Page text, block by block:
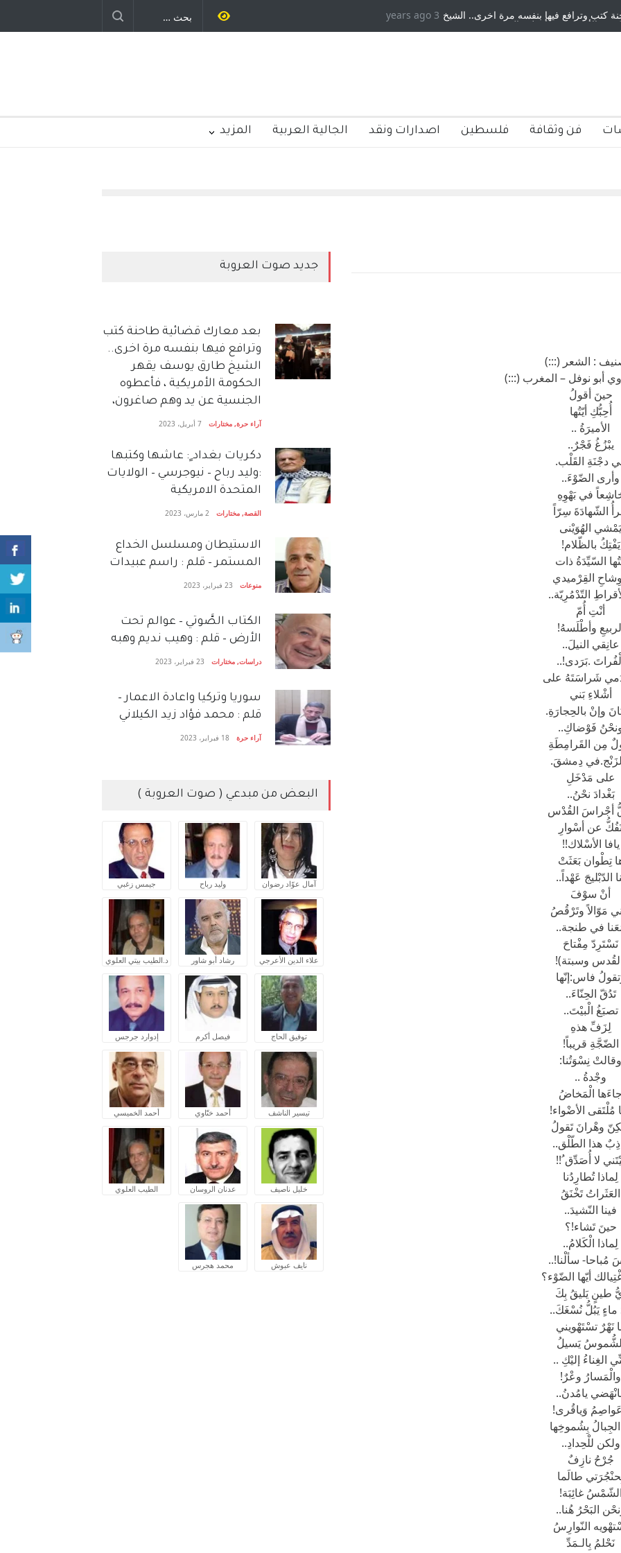
دكريات بغداد ٍ: عاشها وكتبها :وليد رباح – نيوجرسي – الولايات المتحدة
الامريكية
بنفسه مرة اخرى.. الشيخ
فأعطوه الجنسية عن يد وهم
صاغرون،
3 years ago
فن وثقافة فلسطين اصدارات ونقد الجالية العربية المزيد
: الشعر (:::)
أبو نوفل – المغرب (:::)
حينَ أقولُ
أُحِبُّكِ أيّتُها
الأميرَةُ ..
يبْزُغُ فَجْرٌ..
دجْنَةِ القَلْب.
وأرى الضّوْءَ..
في بَهْوِهِ
الشّهادَةَ سِرّاً
يَمْشي الهُوَيْنى
يَفْتِكُ بالظّلام!
السّيِّدَةُ ذات
القِرْميدي
التّدْمُرِيّة..
أنْتِ أُمّ
وأطْلَسهُ!
عانِقي النيلَ..
.بَرَدى!..
شَراسَتَهُ على
أشْلاءِ بَني
وإنْ بالحِجارَةِ.
فَوْضاكِ..
مِن القَرامِطَةِ
دِمشقَ.
على مَدْخَلِ
بَغْدادَ نحْنُ..
أجْراسَ القُدْس
عن أسْوارِ
يافا الأسْلاك!!
تِطْوان بَعَثَتْ
الدّبْليجَ عَهْداً..
أنْ سوْفَ
مَوّالاً وتَرْقُصُ
في طنجة..
نَسْتَرِدّ مِفْتاحَ
وسبتة)!
فاس:إنّها
تَدُقّ الحِنّاءَ..
تصبَغُ الْبيْتَ..
لِزَفِّ هذهِ
الضّجَّةِ قريباً!
وقالتْ نِسْوَتُنا:
وجْدةُ ..
جاءَها الْمَخاضُ
مُلْتَقى الأضْواء!
وهْرانَ تَقولُ
هذا الطّلْق..
لا أُصَدِّق ُ!!
لِماذا تُطارِدُنا
العَثَراتُ تَخْنَقُ
فينا النّشيدَ..
حينَ تَشاء!؟
لِماذا الْكَلامُ..
مُباحا- سألْنا!..
أيّها الضّوْء؟
طينٍ يَليقُ بِكَ
ماءٍ يَبُلُّ نُسْغَكَ..
نَهْرٌ تسْتَهْويني
يَسيلُ
الغِناءُ إليْكِ ..
والْمَسارُ وعْرٌ!
يامُدنُ..
وَياقُرى!
الجِبالُ بِشُموخِها
ولكن للْحِدادِ..
جُرْحُ نازِفٌ
طالَما
الشّمْسُ غائِبَة!
البَحْرُ هُنا..
النّوارِسُ
نَحْلمُ بِالـمَدِّ
جديد صوت العروبة
بعد معارك قضائية طاحنة كتب
وترافع فيها بنفسه مرة اخرى..
الشيخ طارق يوسف يقهر
الحكومة الأمريكية ، فأعطوه
الجنسية عن يد وهم صاغرون،
آراء حرة, مختارات 7 أبريل، 2023
دكريات بغداد ٍ: عاشها وكتبها
:وليد رباح – نيوجرسي – الولايات
المتحدة الامريكية
القصة, مختارات 2 مارس، 2023
الاستيطان ومسلسل الخداع
المستمر – قلم : راسم عبيدات
منوعات 23 فبراير، 2023
الكتاب الصَّوتي – عوالم تحت
الأرض – قلم : وهيب نديم وهبه
دراسات, مختارات 23 فبراير، 2023
سوريا وتركيا واعادة الاعمار –
قلم : محمد فؤاد زيد الكيلاني
آراء حرة 18 فبراير، 2023
البعض من مبدعي ( صوت العروبة )
آمال عوّاد رضوان وليد رباح جيمس زغبي
علاء الدين الأعرجي رشاد أبو شاور د.الطيب بيتي العلوي
توفيق الحاج فيصل أكرم إدوارد جرجس
تيسير الناشف أحمد ختّاوي أحمد الخميسي
خليل ناصيف عدنان الروسان الطيب العلوي
نايف عبوش محمد هجرس